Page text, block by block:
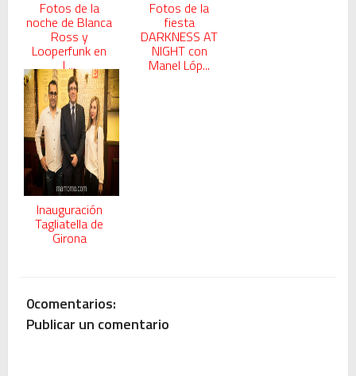
Fotos de la
noche de Blanca
Ross y
Looperfunk en
L...
Fotos de la
fiesta
DARKNESS AT
NIGHT con
Manel Lóp...
Inauguración
Tagliatella de
Girona
0comentarios:
Publicar un comentario